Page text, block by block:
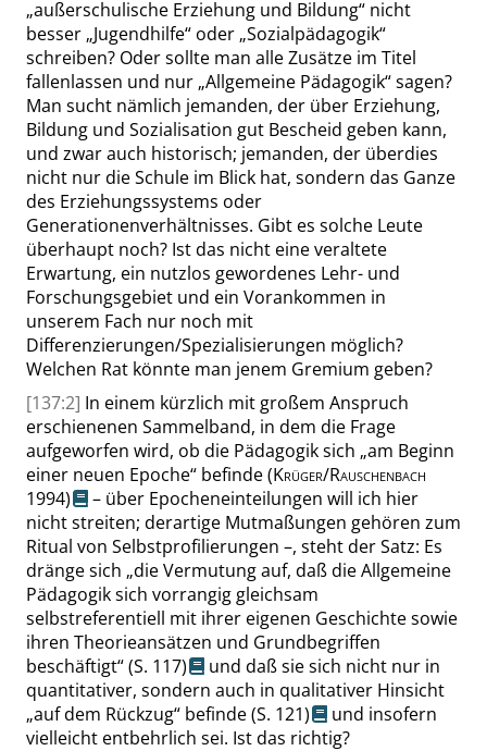
„außerschulische Erziehung und Bildung“ nicht
besser „Jugendhilfe“ oder „Sozialpädagogik“
schreiben? Oder sollte man alle Zusätze im Titel
fallenlassen und nur „Allgemeine Pädagogik“sagen?
Man sucht nämlich jemanden, der über Erziehung,
Bildung und Sozialisation gut Bescheid geben kann,
und zwar auch historisch; jemanden, der überdies
nicht nur die Schule im Blick hat, sondern das Ganze
des Erziehungssystems oder
Generationenverhältnisses. Gibt es solche Leute
überhaupt noch? Ist das nicht eine veraltete
Erwartung, ein nutzlos gewordenes Lehr- und
Forschungsgebiet und ein Vorankommen in
unserem Fach nur noch mit
Differenzierungen/Spezialisierungen möglich?
Welchen Rat könnte man jenem Gremium geben?
[137:2] In einem kürzlich mit großem Anspruch
erschienenen Sammelband, in dem die Frage
aufgeworfen wird, ob die Pädagogik sich „am Beginn
einer neuen Epoche“ befinde(Krüger/Rauschenbach
1994)
– über Epocheneinteilungen will ich hier
nicht streiten; derartige Mutmaßungen gehören zum
Ritual von Selbstprofilierungen –, steht der Satz: Es
dränge sich „die Vermutung auf, daß die Allgemeine
Pädagogik sich vorrangig gleichsam
selbstreferentiell mit ihrer eigenen Geschichte sowie
ihren Theorieansätzen und Grundbegriffen
beschäftigt“(S. 117)
und daß sie sich nicht nur in
quantitativer, sondern auch in qualitativer Hinsicht
„auf dem Rückzug“ befinde(S. 121)
und insofern
vielleicht entbehrlich sei. Ist das richtig?